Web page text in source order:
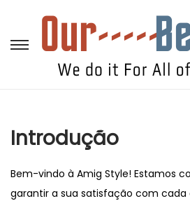
S
k
n
a
S
k
c
o
Introdução
Bem-vindo à Amig Style! Estamos
garantir a sua satisfação com cada